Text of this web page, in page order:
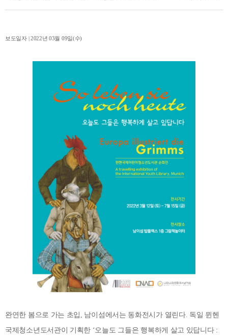
보도일자 | 2022년 03월 09일(수)
완연한 봄으로 가는 초입, 남이섬에서는 동화전시가 열린다. 독일 뮌헨
국제청소년도서관이 기획한 ‘오늘도 그들은 행복하게 살고 있답니다 :